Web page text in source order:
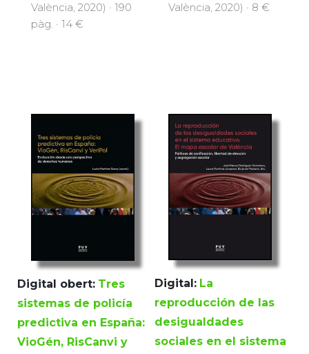
València, 2020) · 190
pàg. · 14 €
València, 2020) · 8 €
Digital obert: Tres
sistemas de policía
predictiva en España:
VioGén, RisCanvi y
Digital: La
reproducción de las
desigualdades
sociales en el sistema